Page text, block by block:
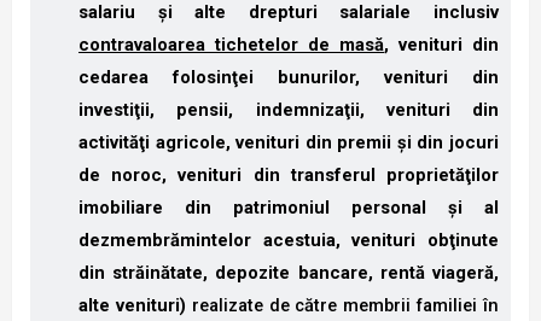
salariu şi alte drepturi salariale inclusiv
contravaloarea tichetelor de masă, venituri din
cedarea folosinţei bunurilor, venituri din
investiţii, pensii, indemnizaţii, venituri din
activităţi agricole, venituri din premii şi din jocuri
de noroc, venituri din transferul proprietăţilor
imobiliare din patrimoniul personal şi al
dezmembrămintelor acestuia, venituri obţinute
din străinătate, depozite bancare, rentă viageră,
alte venituri) realizate de către membrii familiei în